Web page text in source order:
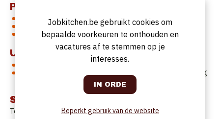
Profiel
Positieve persoon met een wil om te werken
Klantvriendelijk persoon die zaaltechnisch handig is
Ervaring is een pluspunt!
Uurrooster
Vrije dagen : Zowel zaterdag middag als zondag en maandag
Startdatum
Te bespreken.
Jobkitchen.be gebruikt cookies om
bepaalde voorkeuren te onthouden en
vacatures af te stemmen op je
interesses.
Beperkt gebruik van de website